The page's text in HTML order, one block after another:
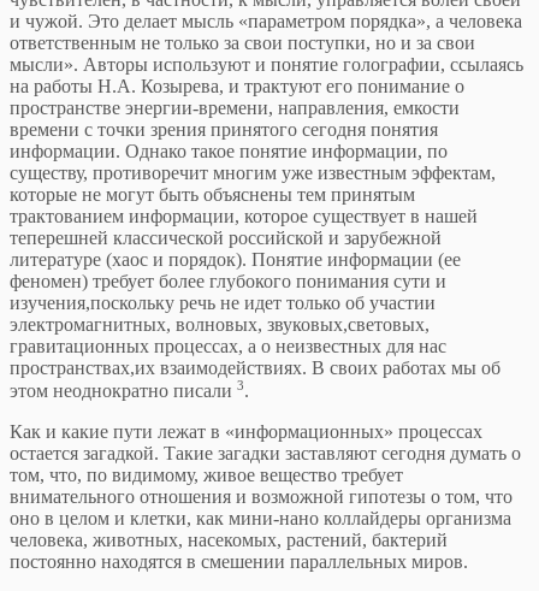
и чужой. Это делает мысль «параметром порядка», а человека
ответственным не только за свои поступки, но и за свои
мысли». Авторы используют и понятие голографии, ссылаясь
на работы Н.А. Козырева, и трактуют его понимание о
пространстве энергии-времени, направления, емкости
времени с точки зрения принятого сегодня понятия
информации. Однако такое понятие информации, по
существу, противоречит многим уже известным эффектам,
которые не могут быть объяснены тем принятым
трактованием информации, которое существует в нашей
теперешней классической российской и зарубежной
литературе (хаос и порядок). Понятие информации (ее
феномен) требует более глубокого понимания сути и
изучения,поскольку речь не идет только об участии
электромагнитных, волновых, звуковых,световых,
гравитационных процессах, а о неизвестных для нас
пространствах,их взаимодействиях. В своих работах мы об
этом неоднократно писали 3.
Как и какие пути лежат в «информационных» процессах
остается загадкой. Такие загадки заставляют сегодня думать о
том, что, по видимому, живое вещество требует
внимательного отношения и возможной гипотезы о том, что
оно в целом и клетки, как мини-нано коллайдеры организма
человека, животных, насекомых, растений, бактерий
постоянно находятся в смешении параллельных миров.